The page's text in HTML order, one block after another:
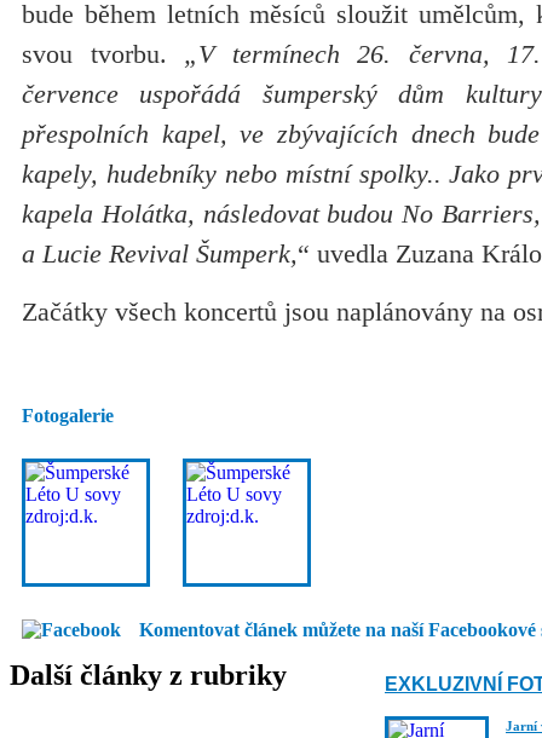
bude během letních měsíců sloužit
svou tvorbu. „V termínech 26. června,
července uspořádá šumperský dům
přespolních kapel, ve zbývajících dnech
kapely, hudebníky nebo místní spolky.. Jako
kapela Holátka, následovat budou No
a Lucie Revival Šumperk,“ uvedla Zuzana
Začátky všech koncertů jsou naplánovány na
Fotogalerie
Komentovat článek můžete na naší Facebookové
Další články z rubriky EXKLUZIVNÍ
Jarní